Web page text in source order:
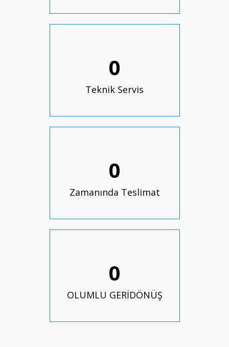
0
Teknik Servis
0
Zamanında Teslimat
0
OLUMLU GERİDÖNÜŞ